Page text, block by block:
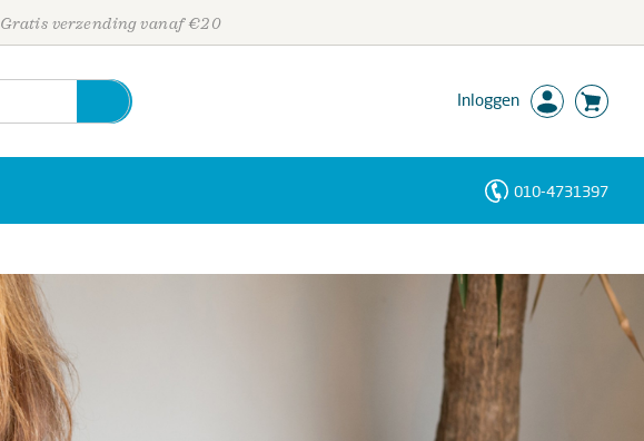
Gratis verzending vanaf €20
Inloggen
010-4731397
Personen